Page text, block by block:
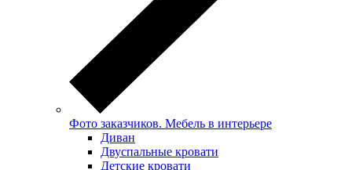
Фото заказчиков. Мебель в интерьере
Диван
Двуспальные кровати
Детские кровати